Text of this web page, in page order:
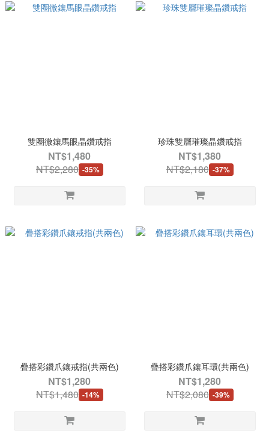
雙圈微鑲馬眼晶鑽戒指
NT$1,480
NT$2,280 -35%
珍珠雙層璀璨晶鑽戒指
NT$1,380
NT$2,180 -37%
疊搭彩鑽爪鑲戒指(共兩色)
NT$1,280
NT$1,480 -14%
疊搭彩鑽爪鑲耳環(共兩色)
NT$1,280
NT$2,080 -39%